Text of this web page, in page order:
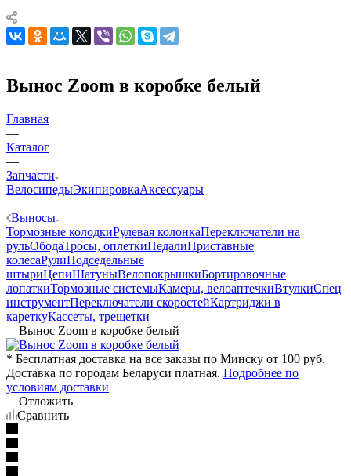
Вынос Zoom в коробке белый
Главная
—
Каталог
—
Запчасти
ВелосипедыЭкипировкаАксессуары
—
Выносы
Тормозные колодкиРулевая колонкаПереключатели на
рульОбодаТросы, оплеткиПедалиПриставные
колесаРулиПодседельные
штыриЦепиШатуныВелопокрышкиБортировочные
лопаткиТормозные системыКамеры, велоаптечкиВтулкиСпец
инструментПереключатели скоростейКартриджи в
кареткуКассеты, трещетки
—Вынос Zoom в коробке белый
* Бесплатная доставка на все заказы по Минску от 100 руб.
Доставка по городам Беларуси платная. Подробнее по
условиям доставки
Отложить
Сравнить